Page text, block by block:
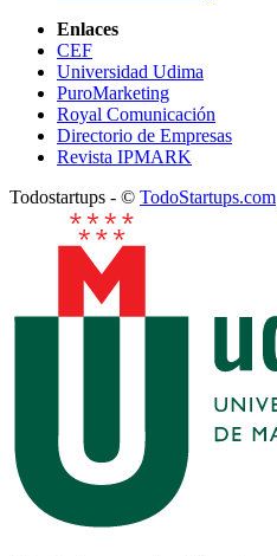
Enlaces
CEF
Universidad Udima
PuroMarketing
Royal Comunicación
Directorio de Empresas
Revista IPMARK
Todostartups - © TodoStartups.com